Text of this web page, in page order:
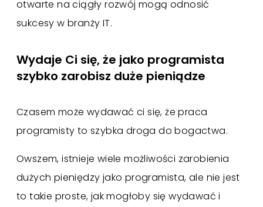
otwarte na ciągły rozwój mogą odnosić
sukcesy w branży IT.
Wydaje Ci się, że jako programista
szybko zarobisz duże pieniądze
Czasem może wydawać ci się, że praca
programisty to szybka droga do bogactwa.
Owszem, istnieje wiele możliwości zarobienia
dużych pieniędzy jako programista, ale nie jest
to takie proste, jak mogłoby się wydawać i